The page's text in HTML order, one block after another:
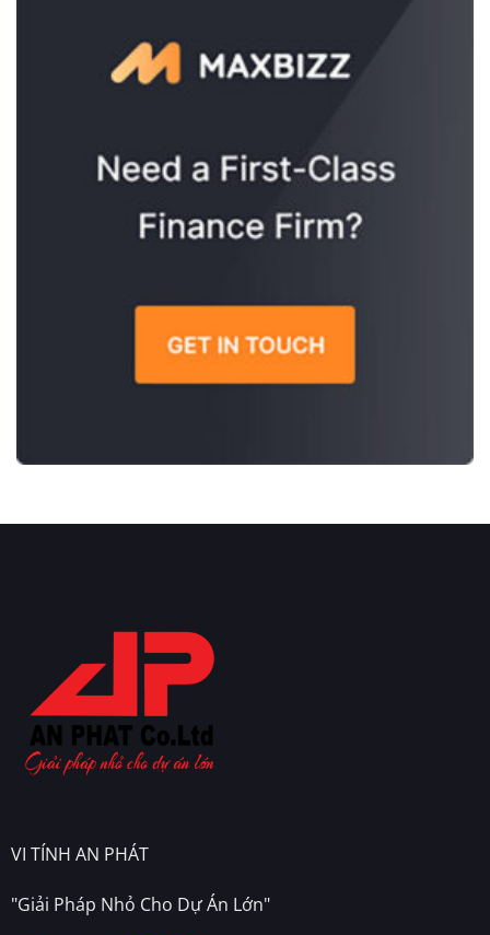
VI TÍNH AN PHÁT
"Giải Pháp Nhỏ Cho Dự Án Lớn"